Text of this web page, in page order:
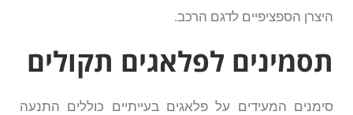
היצרן הספציפיים לדגם הרכב.
תסמינים לפלאגים תקולים
סימנים המעידים על פלאגים בעייתיים כוללים התנעה